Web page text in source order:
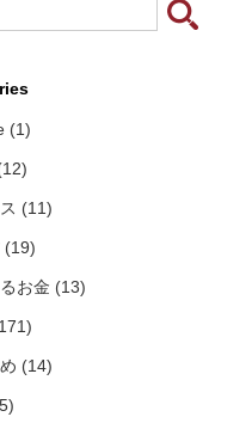
(1)
(11)
(19)
お金 (13)
(14)